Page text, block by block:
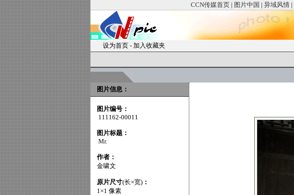
CCN传媒首页 | 图片中国 | 异域风情 |
设为首页 - 加入收藏夹
图片信息：
图片编号：
111162-00011
图片标题：
Mr.
作者：
金啸文
原片尺寸(长×宽) ：
1×1 像素